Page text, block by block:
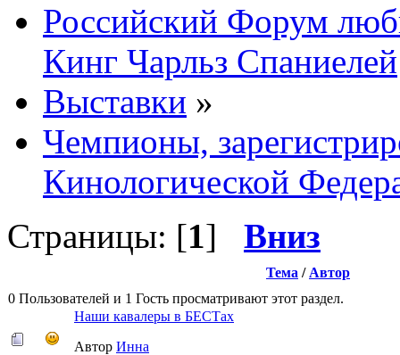
Российский Форум
Кинг Чарльз Спаниелей
Выставки »
Чемпионы,
Кинологической
Страницы: [1] Вниз
Тема / Автор
0 Пользователей и 1 Гость просматривают этот раздел.
Наши кавалеры в БЕСТах
Автор Инна